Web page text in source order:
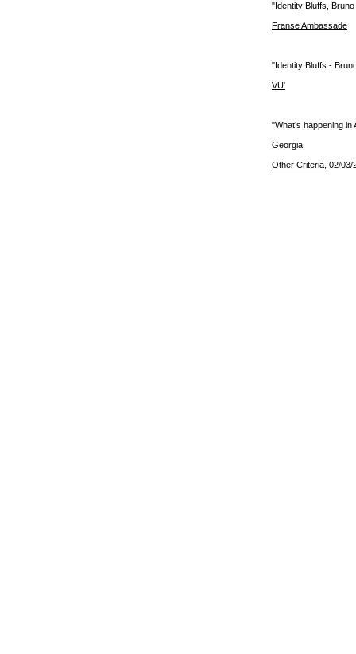
"Identity Bluffs, Bruno
Franse Ambassade
"Identity Bluffs -
VU'
"What’s happening
Georgia
Other Criteria , 02/03/